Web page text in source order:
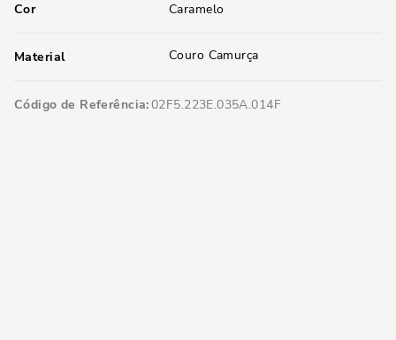
Cor Caramelo
Material Couro Camurça
Código de Referência 02F5.223E.035A.014F